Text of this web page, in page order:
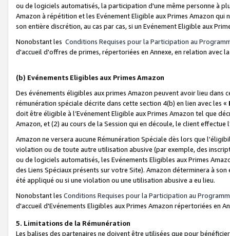
ou de logiciels automatisés, la participation d'une même personne à
Amazon à répétition et les Evénement Eligible aux Primes Amazon qui
son entière discrétion, au cas par cas, si un Evénement Eligible aux
Nonobstant les Conditions Requises pour la Participation au
d'accueil d'offres de primes, répertoriées en Annexe, en relation avec
(b) Evénements Eligibles aux Primes Amazon
Des événements éligibles aux primes Amazon peuvent avoir lieu dans
rémunération spéciale décrite dans cette section 4(b) en lien avec les «
doit être éligible à l’Evénement Eligible aux Primes Amazon tel que
Amazon, et (2) au cours de la Session qui en découle, le client
Amazon ne versera aucune Rémunération Spéciale dès lors que
violation ou de toute autre utilisation abusive (par exemple, des
ou de logiciels automatisés, les Evénements Eligibles aux Primes
des Liens Spéciaux présents sur votre Site). Amazon déterminera à
été appliqué ou si une violation ou une utilisation abusive a eu lieu.
Nonobstant les Conditions Requises pour la Participation au
d'accueil d'Evénements Eligibles aux Primes Amazon répertoriées en
5. Limitations de la Rémunération
Les balises des partenaires ne doivent être utilisées que pour